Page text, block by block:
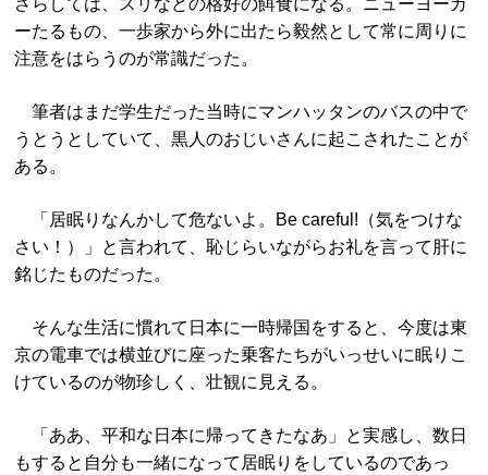
さらしては、スリなどの格好の餌食になる。ニューヨーカ
ーたるもの、一歩家から外に出たら毅然として常に周りに
注意をはらうのが常識だった。
筆者はまだ学生だった当時にマンハッタンのバスの中で
うとうとしていて、黒人のおじいさんに起こされたことが
ある。
「居眠りなんかして危ないよ。Be careful!（気をつけな
さい！）」と言われて、恥じらいながらお礼を言って肝に
銘じたものだった。
そんな生活に慣れて日本に一時帰国をすると、今度は東
京の電車では横並びに座った乗客たちがいっせいに眠りこ
けているのが物珍しく、壮観に見える。
「ああ、平和な日本に帰ってきたなあ」と実感し、数日
もすると自分も一緒になって居眠りをしているのであっ